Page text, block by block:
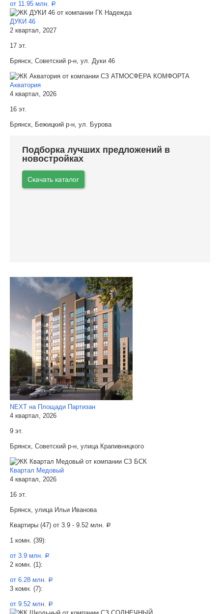
от 11.95 млн. a
ДУКИ 46
2 квартал, 2027
17 эт.
Брянск, Советский р-н, ул. Дуки 46
Акватория
4 квартал, 2026
16 эт.
Брянск, Бежицкий р-н, ул. Бурова
Подборка лучших предложений в
новостройках
Скачать каталог
NEXT на Площади Партизан
4 квартал, 2026
9 эт.
Брянск, Советский р-н, улица Крапивницкого
Квартал Медовый
4 квартал, 2026
16 эт.
Брянск, улица Ильи Иванова
Квартиры (47) от 3.9 - 9.52 млн. a
1 комн. (39):
от 3.9 млн. a
2 комн. (1):
от 6.28 млн. a
3 комн. (7):
от 9.52 млн. a